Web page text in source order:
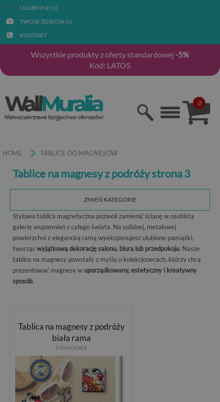
ULUBIONE (0)
TWOJE ZDJĘCIA (0)
KONTAKT
Wszystkie produkty z oferty standardowej -5%
Kod: LATO5
0
HOME TABLICE DO MAGNESÓW
Tablice na magnesy z podróży strona 3
ZMIEŃ KATEGORIE
Stylowa tablica magnetyczna pozwoli zamienić ścianę w osobistą
galerię wspomnień z całego świata. Na solidnej, metalowej
powierzchni z elegancką ramą wyeksponujesz ulubione pamiątki,
tworzącwyjątkową dekorację salonu, biura lub przedpokoju. Nasze
tablice na magnesy powstały z myślą o kolekcjonerach, którzy chcą
prezentować magnesy w uporządkowany, estetyczny i kreatywny
sposób.
Tablica na magnesy z podróży
biała rama
Letnia plaża